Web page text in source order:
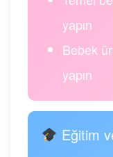
yapın
Bebek
yapın
Eğitim